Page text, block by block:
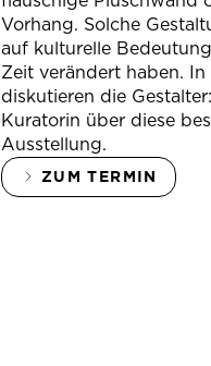
Vorhang. Solche
auf kulturelle
Zeit verändert haben. In
diskutieren die
Kuratorin über diese
Ausstellung.
ZUM TERMIN